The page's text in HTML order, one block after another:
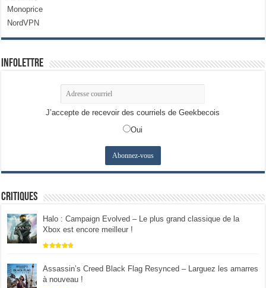
Monoprice
NordVPN
Infolettre
J’accepte de recevoir des courriels de Geekbecois
Oui
Critiques
Halo : Campaign Evolved – Le plus grand classique de la
Xbox est encore meilleur !
Assassin’s Creed Black Flag Resynced – Larguez les amarres
à nouveau !